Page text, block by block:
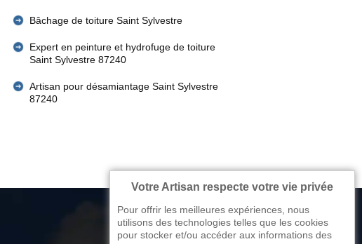
Bâchage de toiture Saint Sylvestre
Expert en peinture et hydrofuge de toiture
Saint Sylvestre 87240
Artisan pour désamiantage Saint Sylvestre
87240
Votre Artisan respecte votre vie privée
Pour offrir les meilleures expériences, nous
utilisons des technologies telles que les cookies
pour stocker et/ou accéder aux informations des